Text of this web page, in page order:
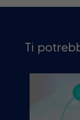
Ti